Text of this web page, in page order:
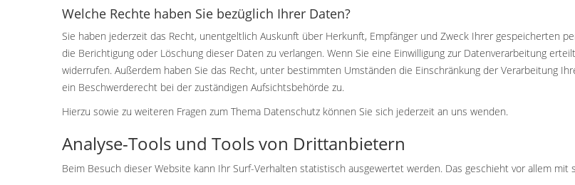
Welche Rechte haben Sie bezüglich Ihrer Daten?
Sie haben jederzeit das Recht, unentgeltlich Auskunft über Herkunft, Empfänger und Zweck Ihrer gespeicherten
die Berichtigung oder Löschung dieser Daten zu verlangen. Wenn Sie eine Einwilligung zur Datenverarbeitung
widerrufen. Außerdem haben Sie das Recht, unter bestimmten Umständen die Einschränkung der Verarbeitung
ein Beschwerderecht bei der zuständigen Aufsichtsbehörde zu.
Hierzu sowie zu weiteren Fragen zum Thema Datenschutz können Sie sich jederzeit an uns wenden.
Analyse-Tools und Tools von Dritt­anbietern
Beim Besuch dieser Website kann Ihr Surf-Verhalten statistisch ausgewertet werden. Das geschieht vor allem mit